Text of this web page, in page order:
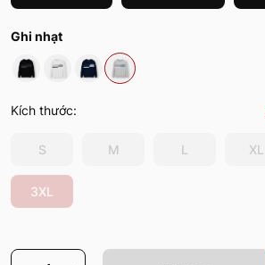
Ghi nhạt
Kích thước:
S M L XL
3XL